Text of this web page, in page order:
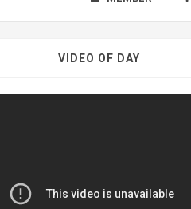
VIDEO OF DAY